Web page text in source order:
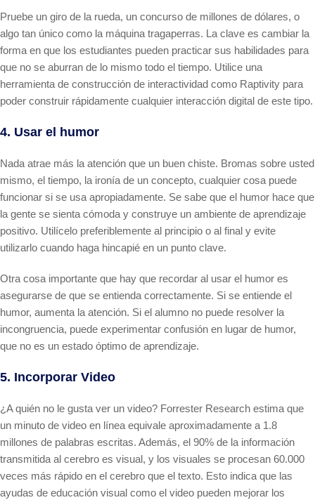
Pruebe un giro de la rueda, un concurso de millones de dólares, o
algo tan único como la máquina tragaperras. La clave es cambiar la
forma en que los estudiantes pueden practicar sus habilidades para
que no se aburran de lo mismo todo el tiempo. Utilice una
herramienta de construcción de interactividad como Raptivity para
poder construir rápidamente cualquier interacción digital de este tipo.
4. Usar el humor
Nada atrae más la atención que un buen chiste. Bromas sobre usted
mismo, el tiempo, la ironía de un concepto, cualquier cosa puede
funcionar si se usa apropiadamente. Se sabe que el humor hace que
la gente se sienta cómoda y construye un ambiente de aprendizaje
positivo. Utilícelo preferiblemente al principio o al final y evite
utilizarlo cuando haga hincapié en un punto clave.
Otra cosa importante que hay que recordar al usar el humor es
asegurarse de que se entienda correctamente. Si se entiende el
humor, aumenta la atención. Si el alumno no puede resolver la
incongruencia, puede experimentar confusión en lugar de humor,
que no es un estado óptimo de aprendizaje.
5. Incorporar Video
¿A quién no le gusta ver un video? Forrester Research estima que
un minuto de video en línea equivale aproximadamente a 1.8
millones de palabras escritas. Además, el 90% de la información
transmitida al cerebro es visual, y los visuales se procesan 60.000
veces más rápido en el cerebro que el texto. Esto indica que las
ayudas de educación visual como el video pueden mejorar los